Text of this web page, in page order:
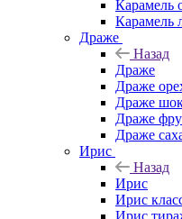
Карамель
Карамель
Драже
Назад
Драже
Драже
Драже
Драже
Драже
Ирис
Назад
Ирис
Ирис
Ирис